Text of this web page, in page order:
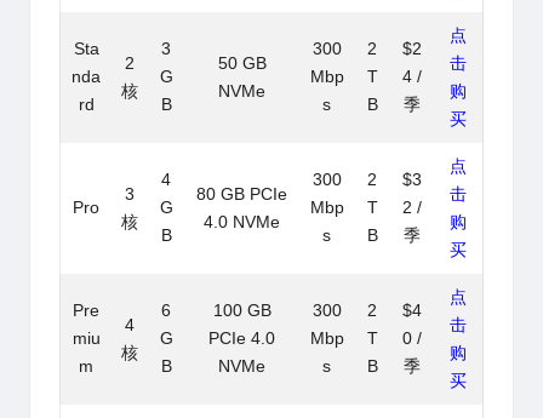
Sta
nda
rd
2
核
3
G
B
50 GB
NVMe
300
Mbp
s
2
T
B
$2
4 /
季
点
击
购
买
Pro
3
核
4
G
B
80 GB PCIe
4.0 NVMe
300
Mbp
s
2
T
B
$3
2 /
季
点
击
购
买
Pre
miu
m
4
核
6
G
B
100 GB
PCIe 4.0
NVMe
300
Mbp
s
2
T
B
$4
0 /
季
点
击
购
买